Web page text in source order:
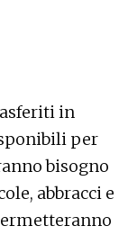
in
per
bisogno
abbracci e